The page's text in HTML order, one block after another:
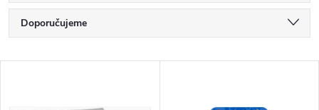
Ř
a
Doporučujeme